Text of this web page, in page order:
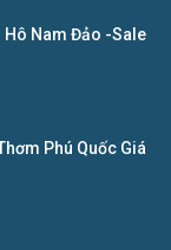
Hô Nam Đảo -Sale
Phú Quốc Giá